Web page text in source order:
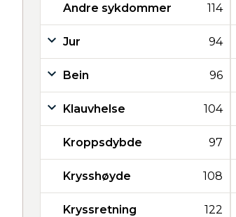
Andre sykdommer 114
Jur 94
Bein 96
Klauvhelse 104
Kroppsdybde 97
Krysshøyde 108
Kryssretning 122